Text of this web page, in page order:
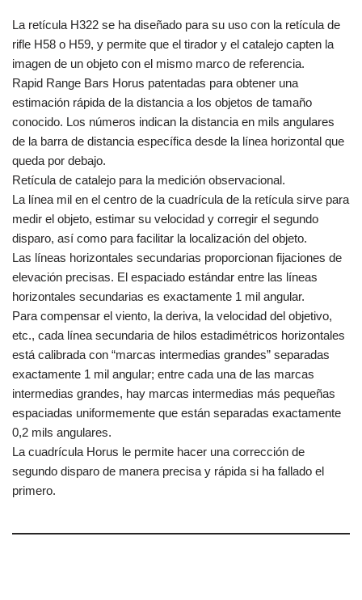
La retícula H322 se ha diseñado para su uso con la retícula de
rifle H58 o H59, y permite que el tirador y el catalejo capten la
imagen de un objeto con el mismo marco de referencia.
Rapid Range Bars Horus patentadas para obtener una
estimación rápida de la distancia a los objetos de tamaño
conocido. Los números indican la distancia en mils angulares
de la barra de distancia específica desde la línea horizontal que
queda por debajo.
Retícula de catalejo para la medición observacional.
La línea mil en el centro de la cuadrícula de la retícula sirve para
medir el objeto, estimar su velocidad y corregir el segundo
disparo, así como para facilitar la localización del objeto.
Las líneas horizontales secundarias proporcionan fijaciones de
elevación precisas. El espaciado estándar entre las líneas
horizontales secundarias es exactamente 1 mil angular.
Para compensar el viento, la deriva, la velocidad del objetivo,
etc., cada línea secundaria de hilos estadimétricos horizontales
está calibrada con “marcas intermedias grandes” separadas
exactamente 1 mil angular; entre cada una de las marcas
intermedias grandes, hay marcas intermedias más pequeñas
espaciadas uniformemente que están separadas exactamente
0,2 mils angulares.
La cuadrícula Horus le permite hacer una corrección de
segundo disparo de manera precisa y rápida si ha fallado el
primero.